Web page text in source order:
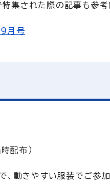
された際の記事も参考に
月号
配布）
動きやすい服装でご参加